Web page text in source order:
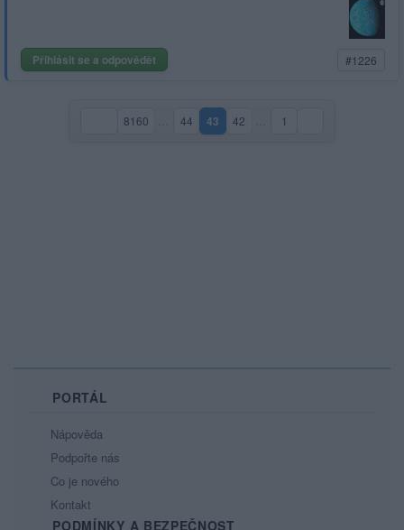
Přihlásit se a odpovědět #1226
8160 44 43(aktuální strana)
42 1
PORTÁL
Nápověda
Podpořte nás
Co je nového
Kontakt
PODMÍNKY A BEZPEČNOST